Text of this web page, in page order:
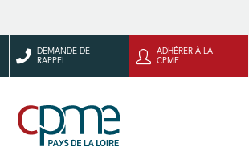
DEMANDE DE
RAPPEL
ADHÉRER À LA
CPME